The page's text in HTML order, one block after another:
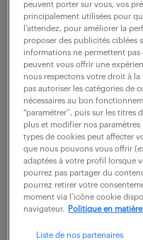
financière des
vous assurez la liaison
voir l'offre
gestionnaire
1 juin 2026
Puteaux (92)
29 000 € / an
peuvent porter sur vous, vos
principalement utilisées pour
l’attendez, pour améliorer la
proposer des publicités ciblées
informations ne permettent
peuvent vous offrir une
nous respectons votre droit à
pas autoriser les catégories de
nécessaires au bon
“paramétrer”, puis sur les titres
plus et modifier nos
types de cookies peut affecter
que nous pouvons vous offrir
adaptées à votre profil lorsque
pourrez pas partager du
pourrez retirer votre
moment via l’icône cookie
navigateur.
Politique en
Liste de nos partenaires